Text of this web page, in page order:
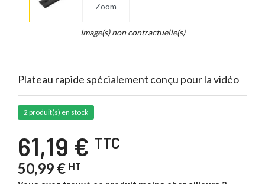
Zoom
Image(s) non contractuelle(s)
Plateau rapide spécialement conçu pour la vidéo
2 produit(s) en stock
61,19 € TTC
50,99 € HT